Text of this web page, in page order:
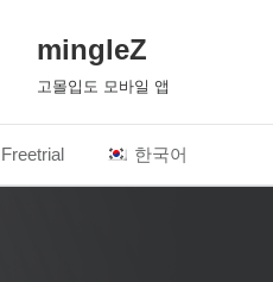
mingleZ
고몰입도 모바일 앱
Freetrial 한국어